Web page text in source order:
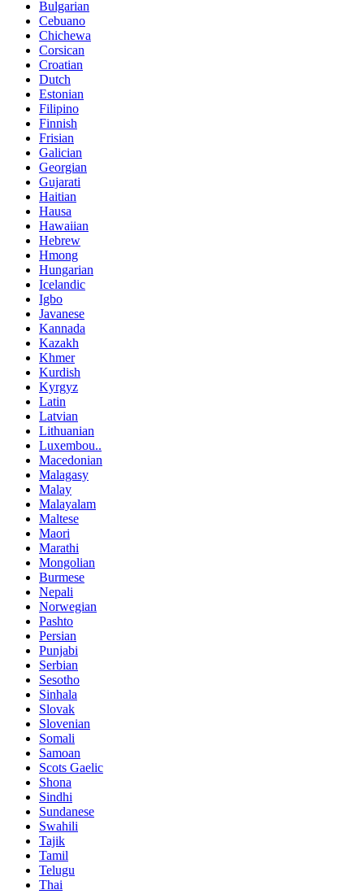
Bulgarian
Cebuano
Chichewa
Corsican
Croatian
Dutch
Estonian
Filipino
Finnish
Frisian
Galician
Georgian
Gujarati
Haitian
Hausa
Hawaiian
Hebrew
Hmong
Hungarian
Icelandic
Igbo
Javanese
Kannada
Kazakh
Khmer
Kurdish
Kyrgyz
Latin
Latvian
Lithuanian
Luxembou..
Macedonian
Malagasy
Malay
Malayalam
Maltese
Maori
Marathi
Mongolian
Burmese
Nepali
Norwegian
Pashto
Persian
Punjabi
Serbian
Sesotho
Sinhala
Slovak
Slovenian
Somali
Samoan
Scots Gaelic
Shona
Sindhi
Sundanese
Swahili
Tajik
Tamil
Telugu
Thai